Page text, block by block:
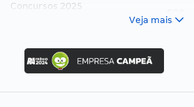
Concursos 2025
Concurso Ibama
Concurso MPU
Editais publicados
Veja mais